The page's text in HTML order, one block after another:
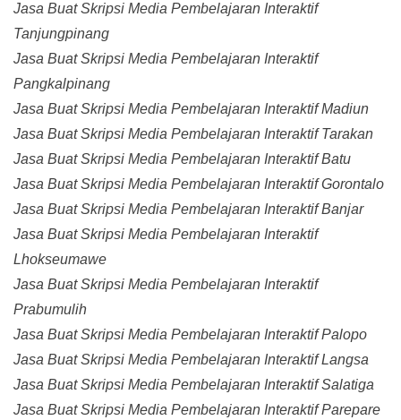
Jasa Buat Skripsi Media Pembelajaran Interaktif
Tanjungpinang
Jasa Buat Skripsi Media Pembelajaran Interaktif
Pangkalpinang
Jasa Buat Skripsi Media Pembelajaran Interaktif Madiun
Jasa Buat Skripsi Media Pembelajaran Interaktif Tarakan
Jasa Buat Skripsi Media Pembelajaran Interaktif Batu
Jasa Buat Skripsi Media Pembelajaran Interaktif Gorontalo
Jasa Buat Skripsi Media Pembelajaran Interaktif Banjar
Jasa Buat Skripsi Media Pembelajaran Interaktif
Lhokseumawe
Jasa Buat Skripsi Media Pembelajaran Interaktif
Prabumulih
Jasa Buat Skripsi Media Pembelajaran Interaktif Palopo
Jasa Buat Skripsi Media Pembelajaran Interaktif Langsa
Jasa Buat Skripsi Media Pembelajaran Interaktif Salatiga
Jasa Buat Skripsi Media Pembelajaran Interaktif Parepare